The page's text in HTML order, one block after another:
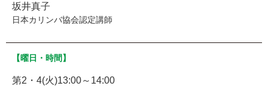
坂井真子
日本カリンバ協会認定講師
【曜日・時間】
第2・4(火)13:00～14:00